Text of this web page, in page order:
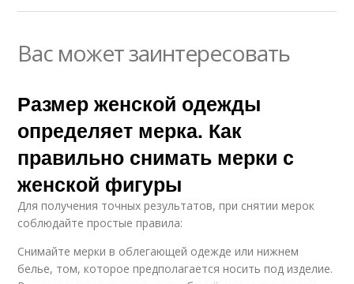
Вас может заинтересовать
Размер женской одежды
определяет мерка. Как
правильно снимать мерки с
женской фигуры
Для получения точных результатов, при снятии мерок
соблюдайте простые правила:
Снимайте мерки в облегающей одежде или нижнем
белье, том, которое предполагается носить под изделие.